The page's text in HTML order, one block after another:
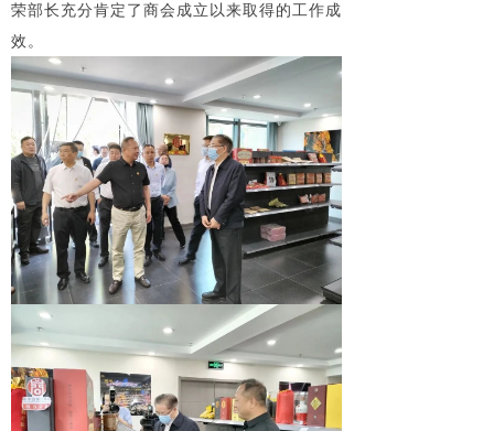
荣部长充分肯定了商会成立以来取得的工作成
效。